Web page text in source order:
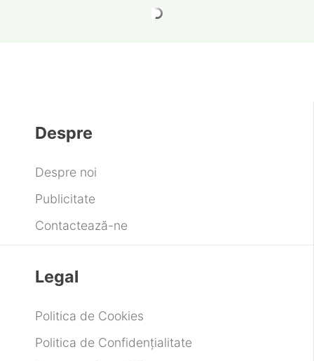
Despre
Despre noi
Publicitate
Contactează-ne
Legal
Politica de Cookies
Politica de Confidențialitate